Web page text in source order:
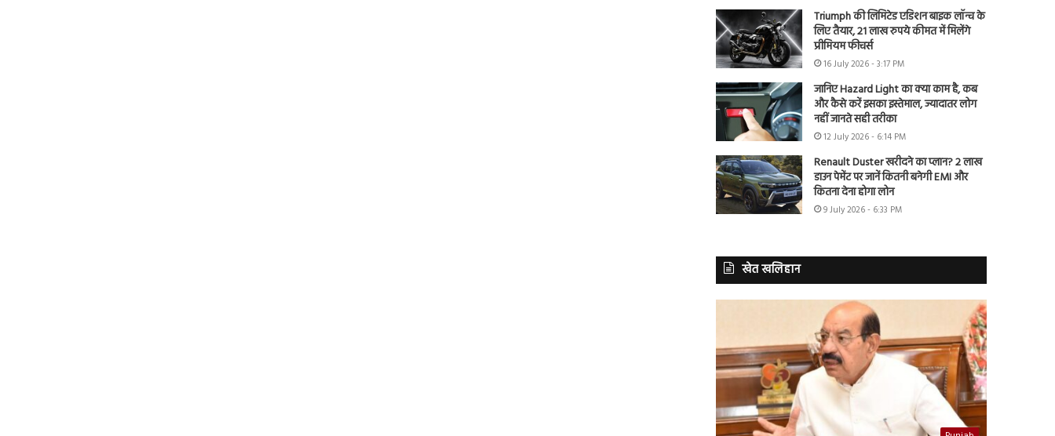
Triumph की लिमिटेड एडिशन बाइक लॉन्च के
लिए तैयार, 21 लाख रुपये कीमत में मिलेंगे
प्रीमियम फीचर्स
16 July 2026 - 3:17 PM
जानिए Hazard Light का क्या काम है, कब
और कैसे करें इसका इस्तेमाल, ज्यादातर लोग
नहीं जानते सही तरीका
12 July 2026 - 6:14 PM
Renault Duster खरीदने का प्लान? 2 लाख
डाउन पेमेंट पर जानें कितनी बनेगी EMI और
कितना देना होगा लोन
9 July 2026 - 6:33 PM
खेत खलिहान